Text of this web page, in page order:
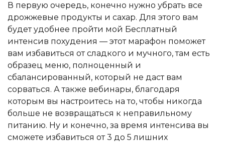
В первую очередь, конечно нужно убрать все
дрожжевые продукты и сахар. Для этого вам
будет удобнее пройти мой Бесплатный
интенсив похудения — этот марафон поможет
вам избавиться от сладкого и мучного, там есть
образец меню, полноценный и
сбалансированный, который не даст вам
сорваться. А также вебинары, благодаря
которым вы настроитесь на то, чтобы никогда
больше не возвращаться к неправильному
питанию. Ну и конечно, за время интенсива вы
сможете избавиться от 3 до 5 лишних